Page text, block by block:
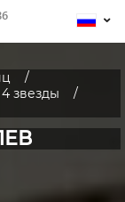
звезды